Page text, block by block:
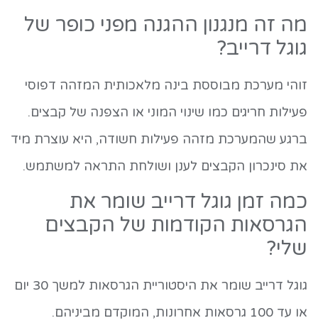
מה זה מנגנון ההגנה מפני כופר של
גוגל דרייב?
זוהי מערכת מבוססת בינה מלאכותית המזהה דפוסי
פעילות חריגים כמו שינוי המוני או הצפנה של קבצים.
ברגע שהמערכת מזהה פעילות חשודה, היא עוצרת מיד
את סינכרון הקבצים לענן ושולחת התראה למשתמש.
כמה זמן גוגל דרייב שומר את
הגרסאות הקודמות של הקבצים
שלי?
גוגל דרייב שומר את היסטוריית הגרסאות למשך 30 יום
או עד 100 גרסאות אחרונות, המוקדם מביניהם.